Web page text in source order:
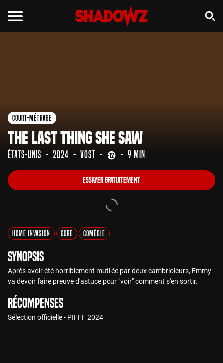
Court-Métrage
The Last Thing she Saw
États-Unis 2024 VOST 9 min
Essayer gratuitement
Home Invasion Gore Comédie
Synopsis
Après avoir été horriblement mutilée par deux cambrioleurs, Emmy
va devoir faire preuve d'astuce pour "voir" comment s'en sortir.
Récompenses
Sélection officielle - PIFFF 2024